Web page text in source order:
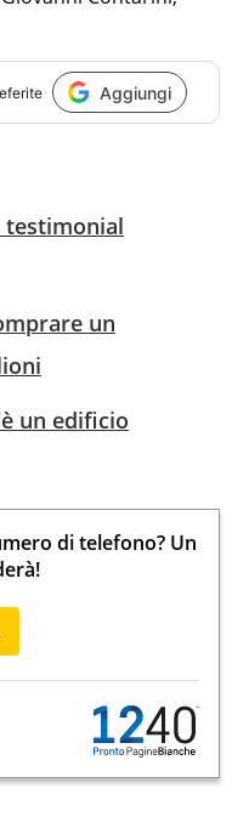
Aggiungi
testimonial
un
un edificio
di telefono? Un